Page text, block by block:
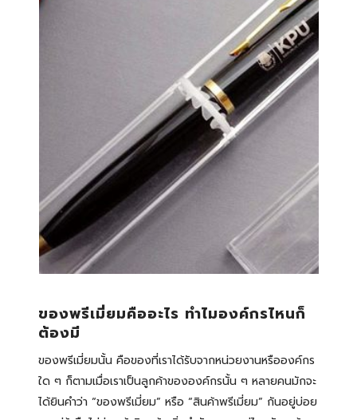
ของพรีเมี่ยมคืออะไร ทำไมองค์กรไหนก็
ต้องมี
ของพรีเมี่ยมนั้น คือของที่เราได้รับจากหน่วยงานหรือองค์กร
ใด ๆ ก็ตามเมื่อเราเป็นลูกค้าขององค์กรนั้น ๆ หลายคนมักจะ
ได้ยินคำว่า “ของพรีเมี่ยม” หรือ “สินค้าพรีเมี่ยม” กันอยู่บ่อย